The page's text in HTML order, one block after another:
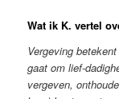
Wat ik K. vertel
Vergeving
gaat om lief-
vergeven,